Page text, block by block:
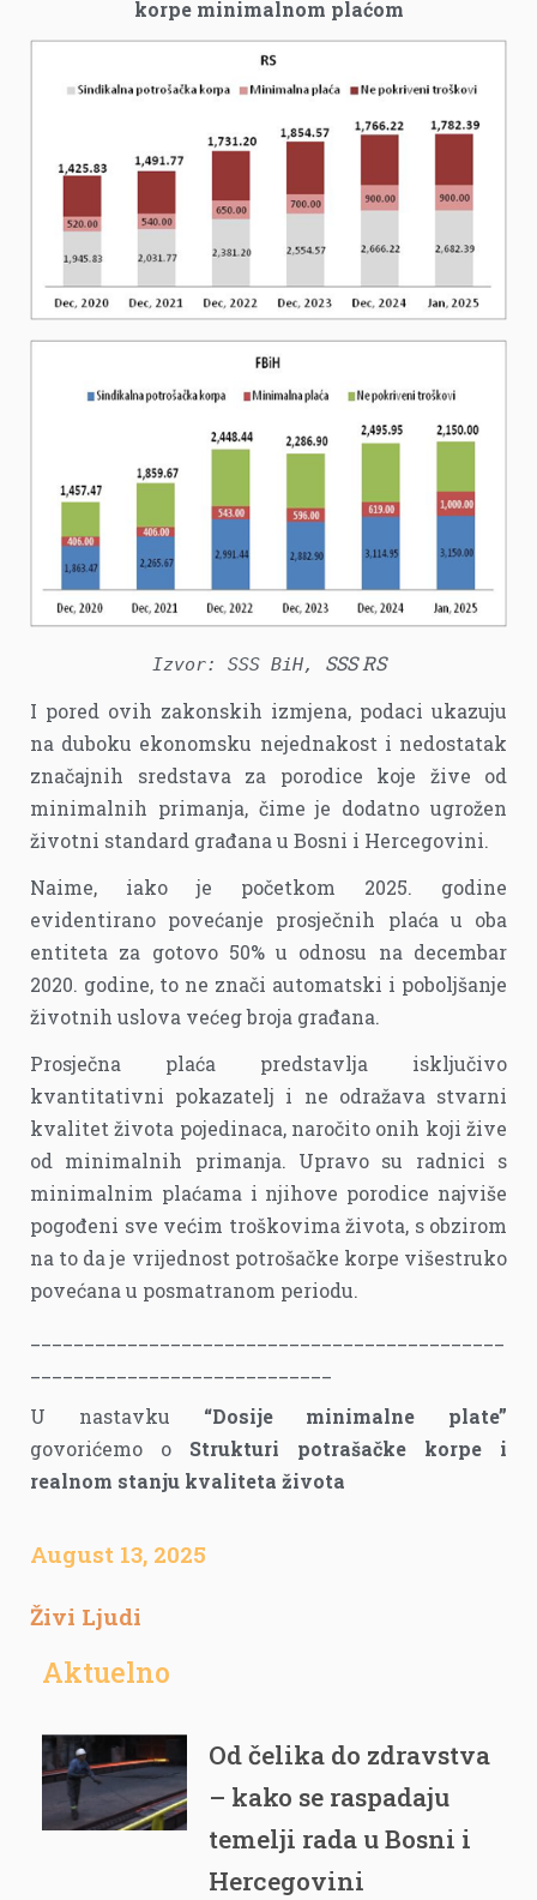
korpe minimalnom plaćom
Izvor: SSS BiH, SSS RS
I pored ovih zakonskih izmjena, podaci ukazuju
na duboku ekonomsku nejednakost i nedostatak
značajnih sredstava za porodice koje žive od
minimalnih primanja, čime je dodatno ugrožen
životni standard građana u Bosni i Hercegovini.
Naime, iako je početkom 2025. godine
evidentirano povećanje prosječnih plaća u oba
entiteta za gotovo 50% u odnosu na decembar
2020. godine, to ne znači automatski i poboljšanje
životnih uslova većeg broja građana.
Prosječna plaća predstavlja isključivo
kvantitativni pokazatelj i ne odražava stvarni
kvalitet života pojedinaca, naročito onih koji žive
od minimalnih primanja. Upravo su radnici s
minimalnim plaćama i njihove porodice najviše
pogođeni sve većim troškovima života, s obzirom
na to da je vrijednost potrošačke korpe višestruko
povećana u posmatranom periodu.
U nastavku “Dosije minimalne plate”
govorićemo o Strukturi potrašačke korpe i
realnom stanju kvaliteta života
August 13, 2025
Živi Ljudi
Aktuelno
Od čelika do zdravstva
– kako se raspadaju
temelji rada u Bosni i
Hercegovini